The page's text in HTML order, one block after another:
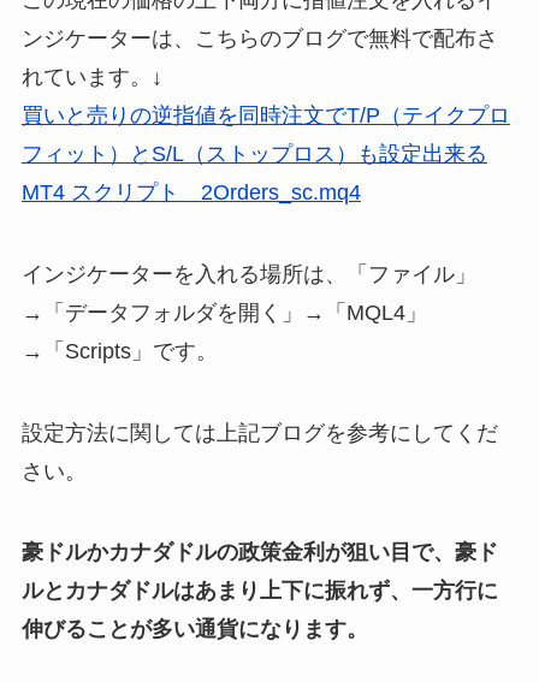
ンジケーターは、こちらのブログで無料で配布さ
れています。↓
買いと売りの逆指値を同時注文でT/P（テイクプロ
フィット）とS/L（ストップロス）も設定出来る
MT4 スクリプト 2Orders_sc.mq4
インジケーターを入れる場所は、「ファイル」
→「データフォルダを開く」→「MQL4」
→「Scripts」です。
設定方法に関しては上記ブログを参考にしてくだ
さい。
豪ドルかカナダドルの政策金利が狙い目で、豪ド
ルとカナダドルはあまり上下に振れず、一方行に
伸びることが多い通貨になります。